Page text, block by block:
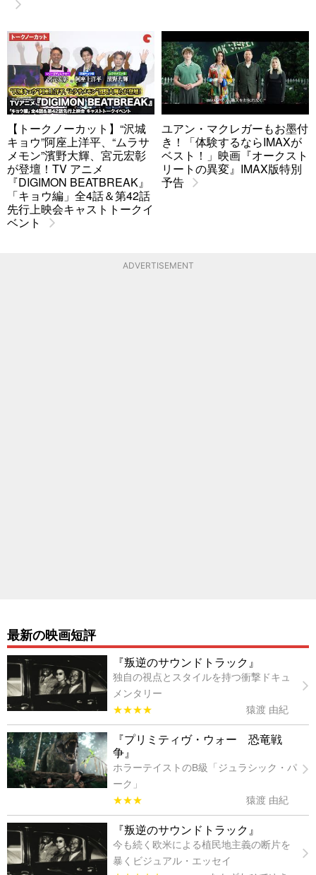
【トークノーカット】“沢城
キョウ”阿座上洋平、“ムラサ
メモン”濱野大輝、宮元宏彰
が登壇！TV アニメ
『DIGIMON BEATBREAK』
「キョウ編」全4話＆第42話
先行上映会キャストトークイ
ベント
ユアン・マクレガーもお墨付
き！「体験するならIMAXが
ベスト！」映画『オークスト
リートの異変』IMAX版特別
予告
ADVERTISEMENT
最新の映画短評
『叛逆のサウンドトラック』
独自の視点とスタイルを持つ衝撃ドキュ
メンタリー
★★★★
猿渡 由紀
『プリミティヴ・ウォー 恐竜戦
争』
ホラーテイストのB級「ジュラシック・パ
ーク」
★★★
猿渡 由紀
『叛逆のサウンドトラック』
今も続く欧米による植民地主義の断片を
暴くビジュアル・エッセイ